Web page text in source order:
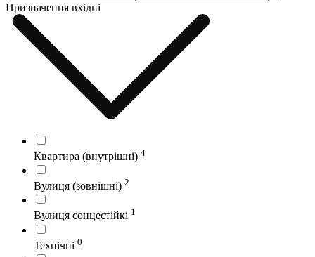
Призначення вхідні
Квартира (внутрішні) 4
Вулиця (зовнішні) 2
Вулиця сонцестійкі 1
Технічні 0